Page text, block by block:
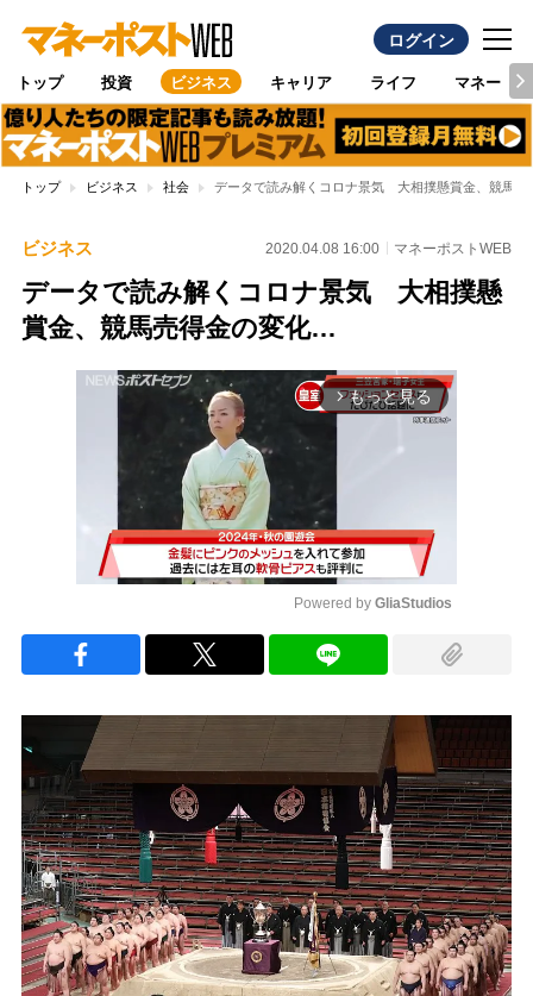
ログイン
トップ 投資 ビジネス キャリア ライフ マネー
トップ ビジネス 社会 データで読み解くコロナ景気 大相撲懸賞金、競馬
ビジネス 2020.04.08 16:00 マネーポストWEB
データで読み解くコロナ景気 大相撲懸
賞金、競馬売得金の変化…
arrow_forward_ios もっと見る
Powered by GliaStudios